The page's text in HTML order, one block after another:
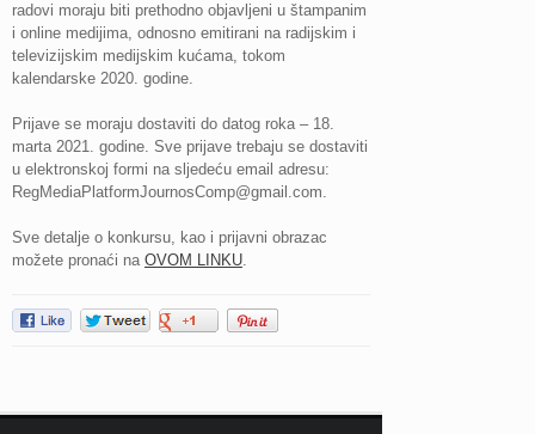
radovi moraju biti prethodno objavljeni u štampanim
i online medijima, odnosno emitirani na radijskim i
televizijskim medijskim kućama, tokom
kalendarske 2020. godine.
Prijave se moraju dostaviti do datog roka – 18.
marta 2021. godine. Sve prijave trebaju se dostaviti
u elektronskoj formi na sljedeću email adresu:
RegMediaPlatformJournosComp@gmail.com.
Sve detalje o konkursu, kao i prijavni obrazac
možete pronaći na OVOM LINKU.